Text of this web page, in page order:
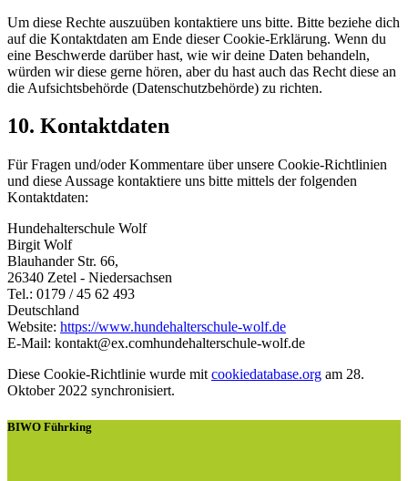
Um diese Rechte auszuüben kontaktiere uns bitte. Bitte beziehe dich
auf die Kontaktdaten am Ende dieser Cookie-Erklärung. Wenn du
eine Beschwerde darüber hast, wie wir deine Daten behandeln,
würden wir diese gerne hören, aber du hast auch das Recht diese an
die Aufsichtsbehörde (Datenschutzbehörde) zu richten.
10. Kontaktdaten
Für Fragen und/oder Kommentare über unsere Cookie-Richtlinien
und diese Aussage kontaktiere uns bitte mittels der folgenden
Kontaktdaten:
Hundehalterschule Wolf
Birgit Wolf
Blauhander Str. 66,
26340 Zetel - Niedersachsen
Tel.: 0179 / 45 62 493
Deutschland
Website: https://www.hundehalterschule-wolf.de
E-Mail: kontakt@ex.comhundehalterschule-wolf.de
Diese Cookie-Richtlinie wurde mit cookiedatabase.org am 28.
Oktober 2022 synchronisiert.
BIWO Führking